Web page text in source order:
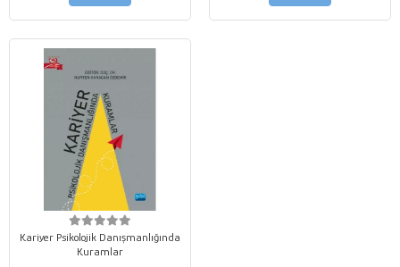
Kariyer Psikolojik Danışmanlığında
Kuramlar